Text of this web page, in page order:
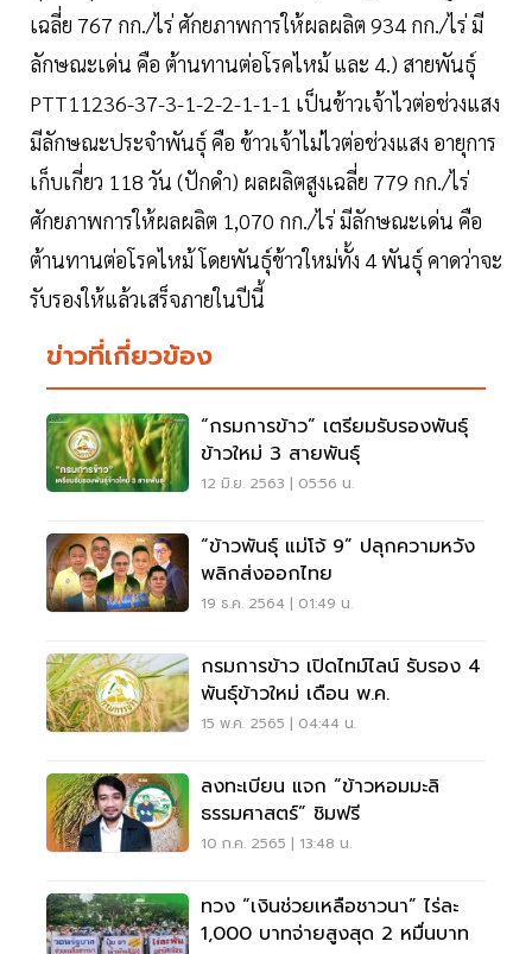
เฉลี่ย 767 กก./ไร่ ศักยภาพการให้ผลผลิต 934 กก./ไร่ มี
ลักษณะเด่น คือ ต้านทานต่อโรคไหม้​ และ 4.) สายพันธุ์
PTT11236-37-3-1-2-2-1-1-1 เป็นข้าวเจ้าไวต่อช่วงแสง
มีลักษณะประจำพันธุ์ คือ ข้าวเจ้าไม่ไวต่อช่วงแสง อายุการ
เก็บเกี่ยว 118 วัน (ปักดำ) ผลผลิตสูงเฉลี่ย 779 กก./ไร่
ศักยภาพการให้ผลผลิต 1,070 กก./ไร่ มีลักษณะเด่น คือ
ต้านทานต่อโรคไหม้ โดยพันธุ์ข้าวใหม่ทั้ง 4 พันธุ์ คาดว่าจะ
รับรองให้แล้วเสร็จภายในปีนี้
ข่าวที่เกี่ยวข้อง
“กรมการข้าว” เตรียมรับรองพันธุ์
ข้าวใหม่ 3 สายพันธุ์
12 มิ.ย. 2563 | 05:56 น.
“ข้าวพันธุ์ แม่โจ้ 9” ปลุกความหวัง
พลิกส่งออกไทย
19 ธ.ค. 2564 | 01:49 น.
กรมการข้าว เปิดไทม์ไลน์ รับรอง 4
พันธุ์ข้าวใหม่ เดือน พ.ค.
15 พ.ค. 2565 | 04:44 น.
ลงทะเบียน แจก “ข้าวหอมมะลิ
ธรรมศาสตร์” ชิมฟรี
10 ก.ค. 2565 | 13:48 น.
ทวง “เงินช่วยเหลือชาวนา” ไร่ละ
1,000 บาทจ่ายสูงสุด 2 หมื่นบาท